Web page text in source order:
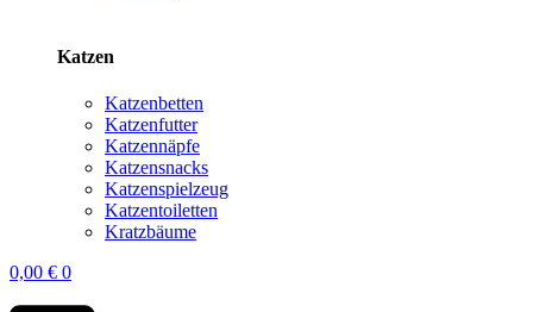
Katzen
Katzenbetten
Katzenfutter
Katzennäpfe
Katzensnacks
Katzenspielzeug
Katzentoiletten
Kratzbäume
0,00 € 0